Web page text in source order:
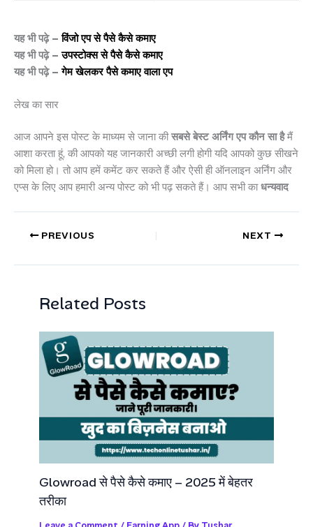
यह भी पढ़े –विंजो एप से पैसे कैसे कमाए
यह भी पढ़े –उपस्टोक्स से पैसे कैसे कमाए
यह भी पढ़े –गेम खेलकर पैसे कमाए वाला एप
लेख का सार
आज आपने इस पोस्ट के माध्यम से जाना कीसबसे बेस्ट अर्निंग एप कौन सा हैमैं
आशा करता हूं, की आपको यह जानकारी अच्छी लगी होगी यदि आपको कुछ सीखने
को मिला हो। तो आप हमें कमेंट कर सकते हैं और ऐसी ही ऑनलाइन अर्निंग और
एप्स के लिए आप हमारी अन्य पोस्ट को भी पढ़ सकते हैं। आप सभी काधन्यवाद
PREVIOUS NEXT
Related Posts
Glowroad से पैसे कैसे कमाए – 2025 में बेहतर
तरीका